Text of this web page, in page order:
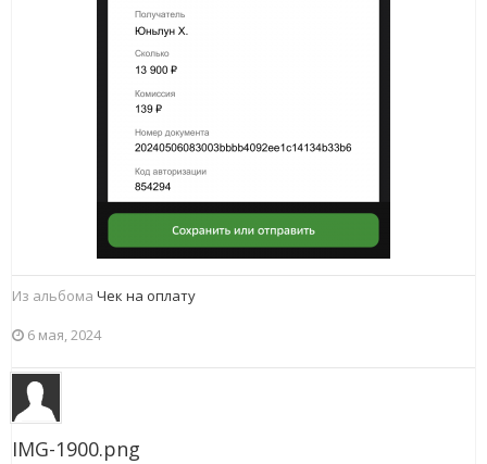
Из альбома Чек на оплату
6 мая, 2024
IMG-1900.png